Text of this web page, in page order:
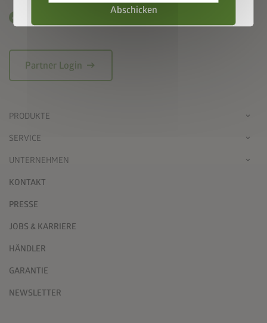
Partner Login arrow_right_alt
PRODUKTE
SERVICE
UNTERNEHMEN
KONTAKT
PRESSE
JOBS & KARRIERE
HÄNDLER
GARANTIE
NEWSLETTER
Abschicken